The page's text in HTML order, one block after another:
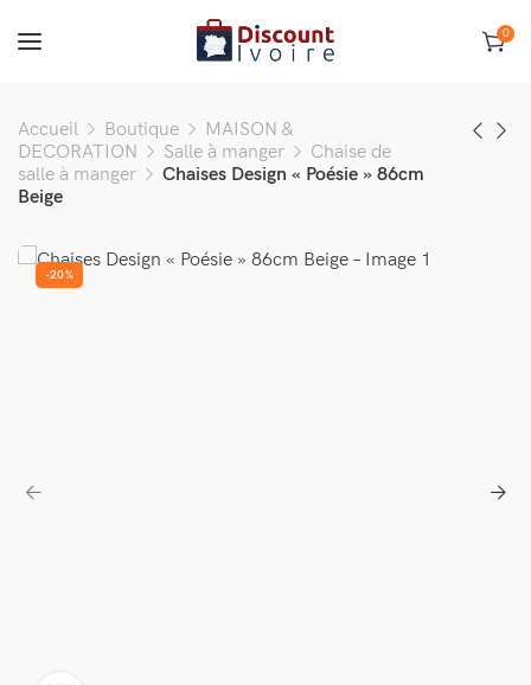
0
Accueil Boutique
MAISON &
DECORATION
Salle à manger
Chaise de
salle à manger
Chaises Design « Poésie » 86cm
Beige
-20%